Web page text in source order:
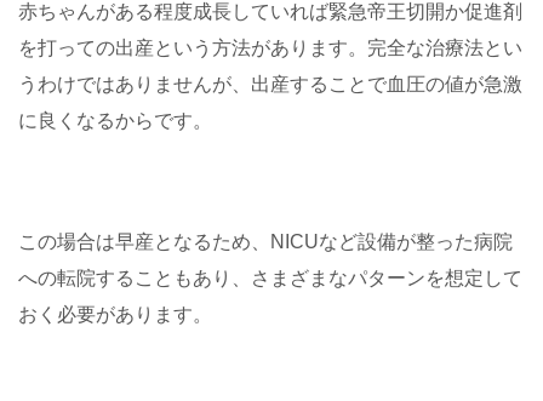
赤ちゃんがある程度成長していれば緊急帝王切開か促進剤
を打っての出産という方法があります。完全な治療法とい
うわけではありませんが、出産することで血圧の値が急激
に良くなるからです。
この場合は早産となるため、NICUなど設備が整った病院
への転院することもあり、さまざまなパターンを想定して
おく必要があります。